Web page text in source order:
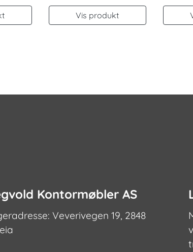
Vis produkt
Kontormøbler AS
Veverivegen 19, 2848